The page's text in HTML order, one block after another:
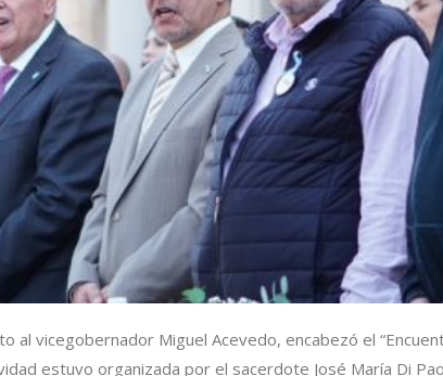
al vicegobernador Miguel Acevedo, encabezó el
estuvo organizada por el sacerdote José María Di